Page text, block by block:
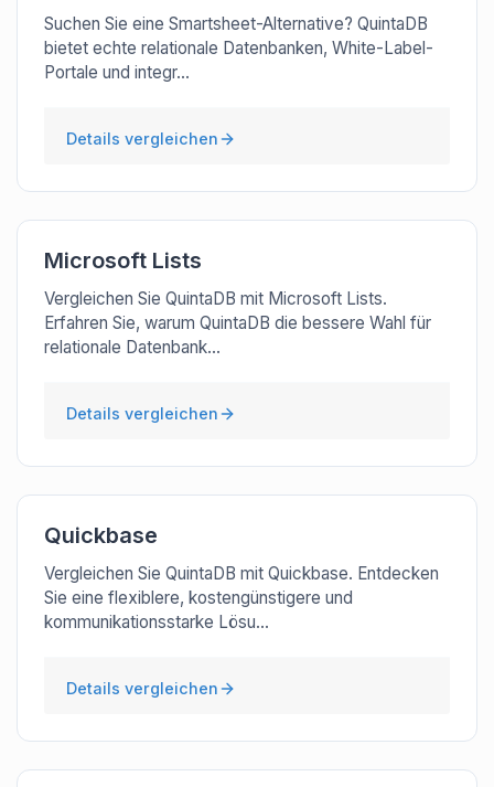
Suchen Sie eine Smartsheet-Alternative? QuintaDB
bietet echte relationale Datenbanken, White-Label-
Portale und integr...
Details vergleichen
Microsoft Lists
Vergleichen Sie QuintaDB mit Microsoft Lists.
Erfahren Sie, warum QuintaDB die bessere Wahl für
relationale Datenbank...
Details vergleichen
Quickbase
Vergleichen Sie QuintaDB mit Quickbase. Entdecken
Sie eine flexiblere, kostengünstigere und
kommunikationsstarke Lösu...
Details vergleichen